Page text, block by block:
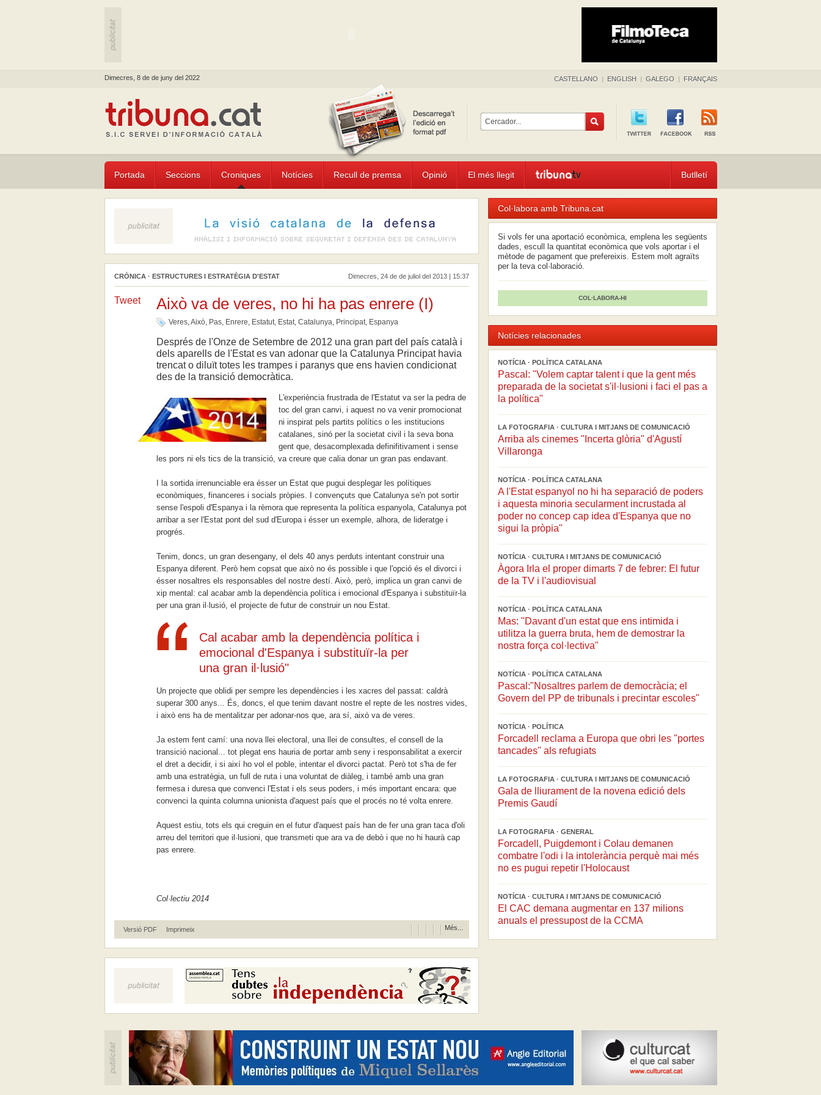
Dimecres, 8 de de juny del 2022 CASTELLANO | ENGLISH | GALEGO | FRANÇAIS
Portada Seccions Croniques Notícies Recull de premsa Opinió El més llegit Butlletí
Dimecres, 24 de de juliol del 2013 | 15:37
CRÒNICA · ESTRUCTURES I ESTRATÈGIA D'ESTAT
Tweet Això va de veres, no hi ha pas enrere (I)
Veres,Això, Pas, Enrere, Estatut, Estat, Catalunya, Principat, Espanya
Després de l'Onze de Setembre de 2012 una gran part del país català i
dels aparells de l'Estat es van adonar que la Catalunya Principat havia
trencat o diluït totes les trampes i paranys que ens havien condicionat
des de la transició democràtica.
L'experiència frustrada de l'Estatut va ser la pedra de
toc del gran canvi, i aquest no va venir promocionat
ni inspirat pels partits polítics o les institucions
catalanes, sinó per la societat civil i la seva bona
gent que, desacomplexada definifitivament i sense
les pors ni els tics de la transició, va creure que calia donar un gran pas endavant.
I la sortida irrenunciable era ésser un Estat que pugui desplegar les polítiques
econòmiques, financeres i socials pròpies. I convençuts que Catalunya se'n pot sortir
sense l'espoli d'Espanya i la rèmora que representa la política espanyola, Catalunya pot
arribar a ser l'Estat pont del sud d'Europa i ésser un exemple, alhora, de lideratge i
progrés.
Tenim, doncs, un gran desengany, el dels 40 anys perduts intentant construir una
Espanya diferent. Però hem copsat que això no és possible i que l'opció és el divorci i
ésser nosaltres els responsables del nostre destí. Això, però, implica un gran canvi de
xip mental: cal acabar amb la dependència política i emocional d'Espanya i substituïr-la
per una gran il·lusió, el projecte de futur de construir un nou Estat.
Cal acabar amb la dependència política i
emocional d'Espanya i substituïr-la per
una gran il·lusió"
Un projecte que oblidi per sempre les dependències i les xacres del passat: caldrà
superar 300 anys... És, doncs, el que tenim davant nostre el repte de les nostres vides,
i això ens ha de mentalitzar per adonar-nos que, ara sí, això va de veres.
Ja estem fent camí: una nova llei electoral, una llei de consultes, el consell de la
transició nacional... tot plegat ens hauria de portar amb seny i responsabilitat a exercir
el dret a decidir, i si així ho vol el poble, intentar el divorci pactat. Però tot s'ha de fer
amb una estratègia, un full de ruta i una voluntat de diàleg, i també amb una gran
fermesa i duresa que convenci l'Estat i els seus poders, i més important encara: que
convenci la quinta columna unionista d'aquest país que el procés no té volta enrere.
Aquest estiu, tots els qui creguin en el futur d'aquest país han de fer una gran taca d'oli
arreu del territori que il·lusioni, que transmeti que ara va de debò i que no hi haurà cap
pas enrere.
Col·lectiu 2014
Versió PDF Imprimeix Més...
Col·labora amb Tribuna.cat
Si vols fer una aportació econòmica, emplena les següents
dades, escull la quantitat econòmica que vols aportar i el
mètode de pagament que prefereixis. Estem molt agraïts
per la teva col·laboració.
COL·LABORA-HI
Notícies relacionades
NOTÍCIA · POLÍTICA CATALANA
Pascal: "Volem captar talent i que la gent més
preparada de la societat s'il·lusioni i faci el pas a
la política"
LA FOTOGRAFIA · CULTURA I MITJANS DE COMUNICACIÓ
Arriba als cinemes "Incerta glòria" d'Agustí
Villaronga
NOTÍCIA · POLÍTICA CATALANA
A l'Estat espanyol no hi ha separació de poders
i aquesta minoria secularment incrustada al
poder no concep cap idea d'Espanya que no
sigui la pròpia"
NOTÍCIA · CULTURA I MITJANS DE COMUNICACIÓ
Àgora Irla el proper dimarts 7 de febrer: El futur
de la TV i l'audiovisual
NOTÍCIA · POLÍTICA CATALANA
Mas: "Davant d'un estat que ens intimida i
utilitza la guerra bruta, hem de demostrar la
nostra força col·lectiva"
NOTÍCIA · POLÍTICA CATALANA
Pascal:"Nosaltres parlem de democràcia; el
Govern del PP de tribunals i precintar escoles"
NOTÍCIA · POLÍTICA
Forcadell reclama a Europa que obri les "portes
tancades" als refugiats
LA FOTOGRAFIA · CULTURA I MITJANS DE COMUNICACIÓ
Gala de lliurament de la novena edició dels
Premis Gaudí
LA FOTOGRAFIA · GENERAL
Forcadell, Puigdemont i Colau demanen
combatre l'odi i la intolerància perquè mai més
no es pugui repetir l'Holocaust
NOTÍCIA · CULTURA I MITJANS DE COMUNICACIÓ
El CAC demana augmentar en 137 milions
anuals el pressupost de la CCMA